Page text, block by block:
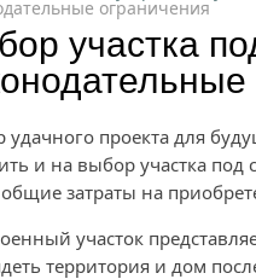
ограничения
участка
удачного проекта для
и на выбор участка под
затраты на
участок
территория и дом